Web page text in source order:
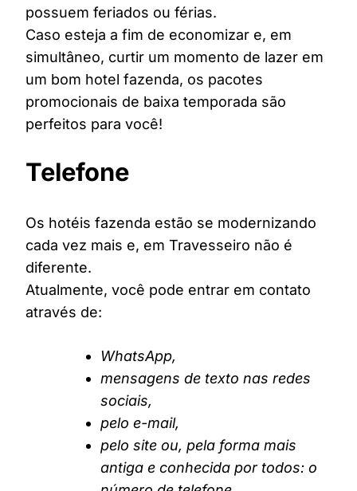
possuem feriados ou férias.
Caso esteja a fim de economizar e, em
simultâneo, curtir um momento de lazer em
um bom hotel fazenda, os pacotes
promocionais de baixa temporada são
perfeitos para você!
Telefone
Os hotéis fazenda estão se modernizando
cada vez mais e, em Travesseiro não é
diferente.
Atualmente, você pode entrar em contato
através de:
WhatsApp,
mensagens de texto nas redes
sociais,
pelo e-mail,
pelo site ou, pela forma mais
antiga e conhecida por todos: o